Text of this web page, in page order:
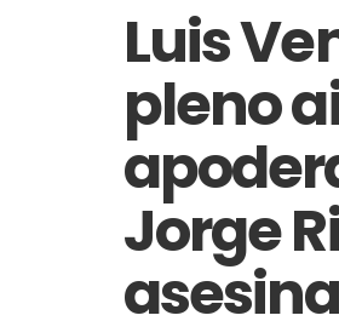
Luis
pleno
Jorge